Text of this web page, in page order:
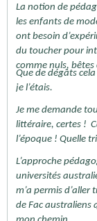
La notion de
les enfants de
ont besoin
du toucher pour
comme nuls, bêtes
Que de dégâts
je l’étais.
Je me demande
littéraire, certes !
l’époque ! Quelle
L’approche
universités
m’a permis
de Fac australiens